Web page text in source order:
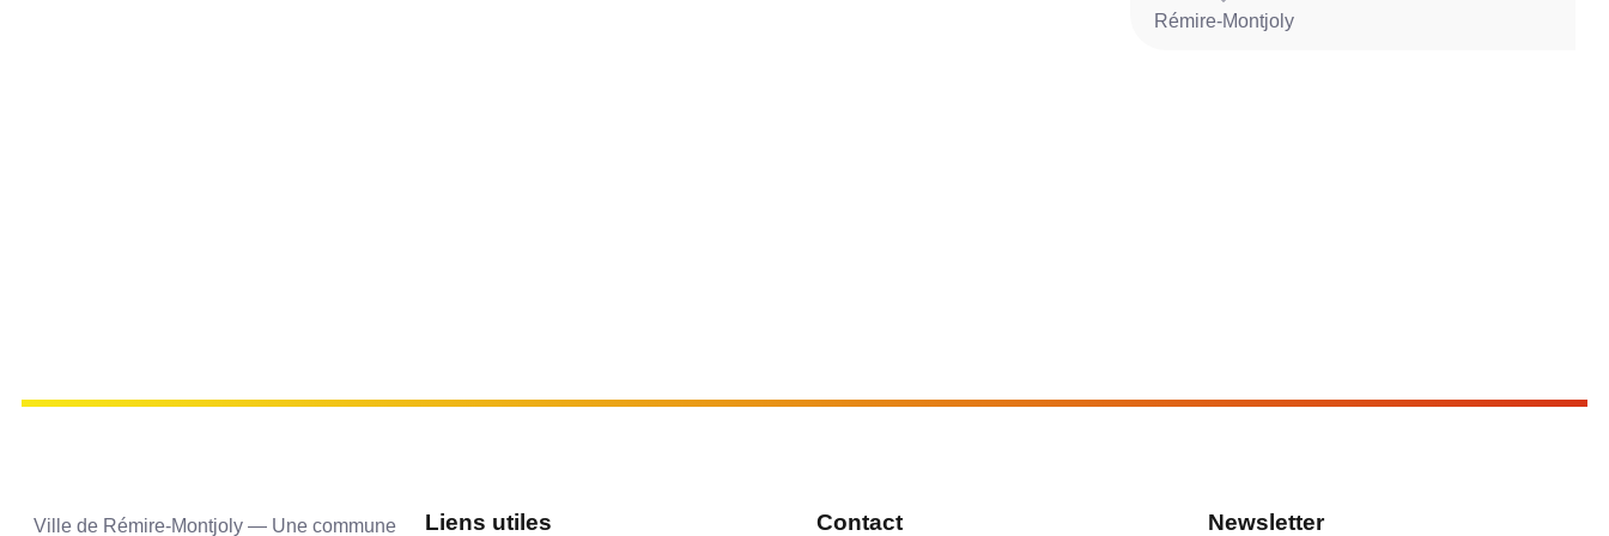
Rémire-Montjoly
Ville de Rémire-Montjoly — Une commune
Liens utiles Contact Newsletter